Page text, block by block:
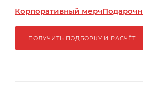
Корпоративный мерч
ПОЛУЧИТЬ ПОДБОРКУ И РАСЧЁТ